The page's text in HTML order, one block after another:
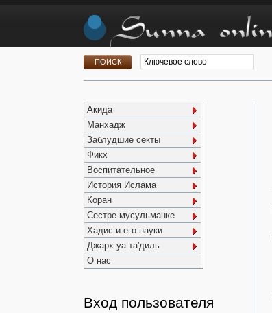
Акида
Манхадж
Заблудшие секты
Фикх
Воспитательное
История Ислама
Коран
Сестре-мусульманке
Хадис и его науки
Джарх уа та'диль
О нас
Вход пользователя